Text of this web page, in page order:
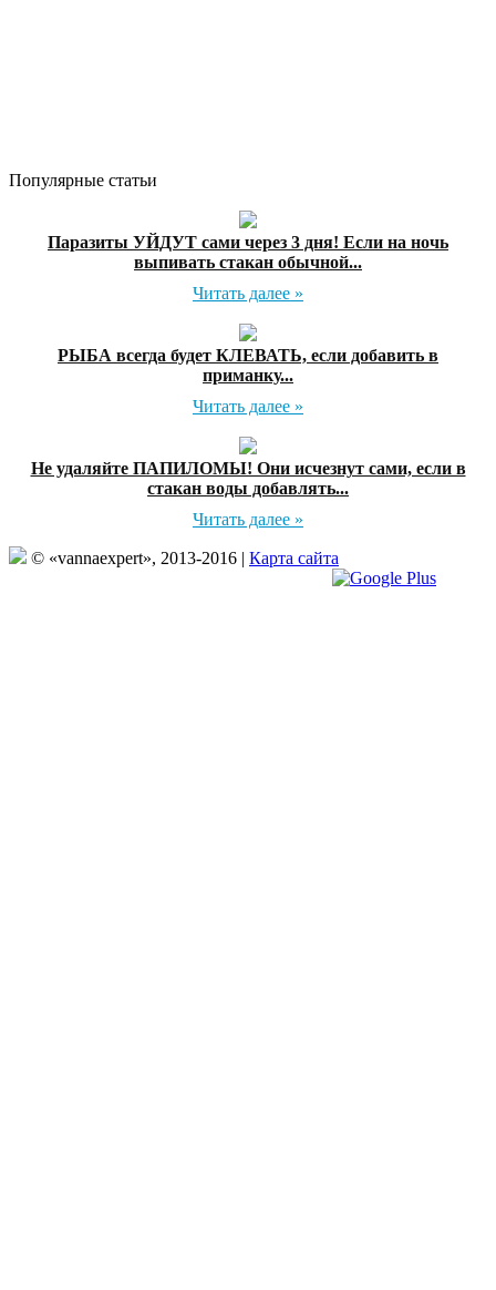
Популярные статьи
Паразиты УЙДУТ сами через 3 дня! Если на ночь
выпивать стакан обычной...
Читать далее »
РЫБА всегда будет КЛЕВАТЬ, если добавить в
приманку...
Читать далее »
Не удаляйте ПАПИЛОМЫ! Они исчезнут сами, если в
стакан воды добавлять...
Читать далее »
© «vannaexpert», 2013-2016 | Карта сайта